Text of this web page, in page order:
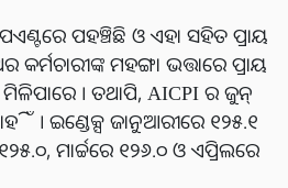
ପହଞ୍ଚିଛି ଓ ଏହା ସହିତ ପ୍ରାୟ
ମହଙ୍ଗା ଭତ୍ତାରେ ପ୍ରାୟ
। ତଥାପି, AICPI ର ଜୁନ୍
। ଇଣ୍ଡେକ୍ସ ଜାନୁଆରୀରେ ୧୨୫.୧
ମାର୍ଚ୍ଚରେ ୧୨୬.୦ ଓ ଏପ୍ରିଲରେ